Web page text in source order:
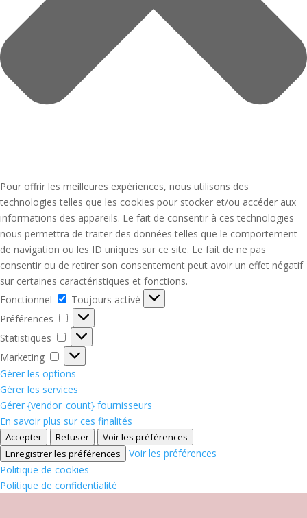
Pour offrir les meilleures expériences, nous utilisons des
technologies telles que les cookies pour stocker et/ou accéder aux
informations des appareils. Le fait de consentir à ces technologies
nous permettra de traiter des données telles que le comportement
de navigation ou les ID uniques sur ce site. Le fait de ne pas
consentir ou de retirer son consentement peut avoir un effet négatif
sur certaines caractéristiques et fonctions.
Fonctionnel
Fonctionnel
Toujours activé
Préférences
Préférences
Statistiques
Statistiques
Marketing
Marketing
Gérer les options
Gérer les services
Gérer {vendor_count} fournisseurs
En savoir plus sur ces finalités
Accepter Refuser
Voir les préférences
Enregistrer les préférences
Voir les préférences
Politique de cookies
Politique de confidentialité